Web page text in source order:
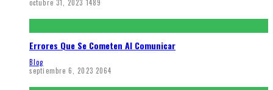
octubre 31, 2023 1489
Errores Que Se Cometen Al Comunicar
Blog
septiembre 6, 2023 2064